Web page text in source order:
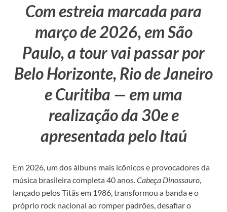
Com estreia marcada para
março de 2026, em São
Paulo, a tour vai passar por
Belo Horizonte, Rio de Janeiro
e Curitiba — em uma
realização da 30e e
apresentada pelo Itaú
Em 2026, um dos álbuns mais icônicos e provocadores da
música brasileira completa 40 anos. Cabeça Dinossauro
lançado pelos Titãs em 1986, transformou a banda e o
próprio rock nacional ao romper padrões, desafiar o